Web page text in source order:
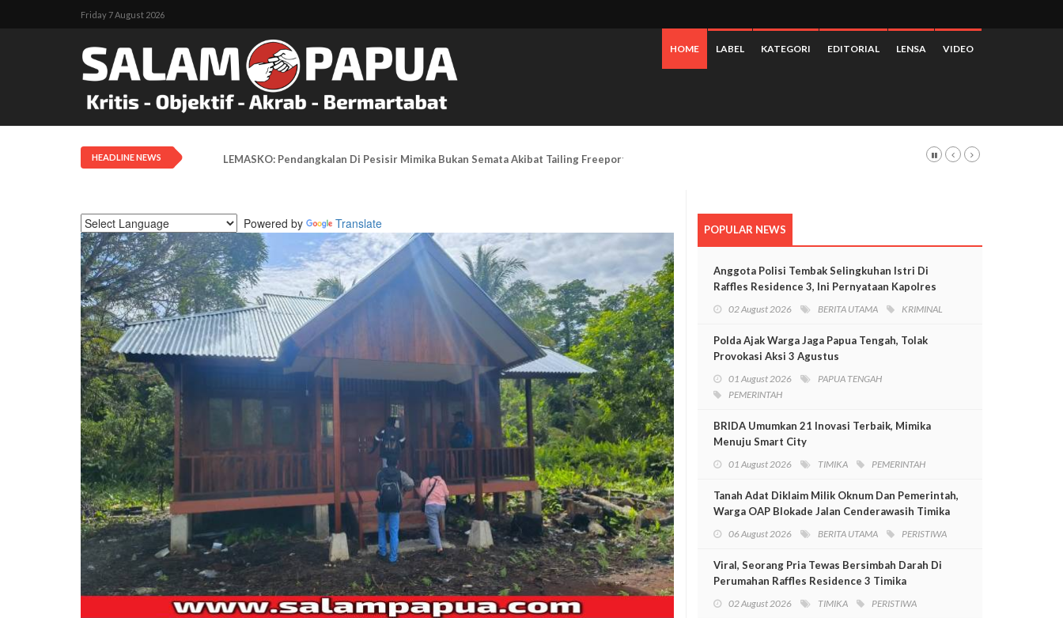
Friday 7 August 2026
HOME LABEL KATEGORI EDITORIAL LENSA VIDEO
HEADLINE NEWS LEMASKO: Pendangkalan Di Pesisir Mimika Bukan Semata Akibat Tailing Freeport
Powered by Translate POPULAR NEWS
Anggota Polisi Tembak Selingkuhan Istri Di
Raffles Residence 3, Ini Pernyataan Kapolres
02 August 2026 BERITA UTAMA KRIMINAL
Polda Ajak Warga Jaga Papua Tengah, Tolak
Provokasi Aksi 3 Agustus
01 August 2026
PAPUA TENGAH
PEMERINTAH
BRIDA Umumkan 21 Inovasi Terbaik, Mimika
Menuju Smart City
01 August 2026 TIMIKA PEMERINTAH
Tanah Adat Diklaim Milik Oknum Dan Pemerintah,
Warga OAP Blokade Jalan Cenderawasih Timika
06 August 2026 BERITA UTAMA PERISTIWA
Viral, Seorang Pria Tewas Bersimbah Darah Di
Perumahan Raffles Residence 3 Timika
02 August 2026 TIMIKA PERISTIWA